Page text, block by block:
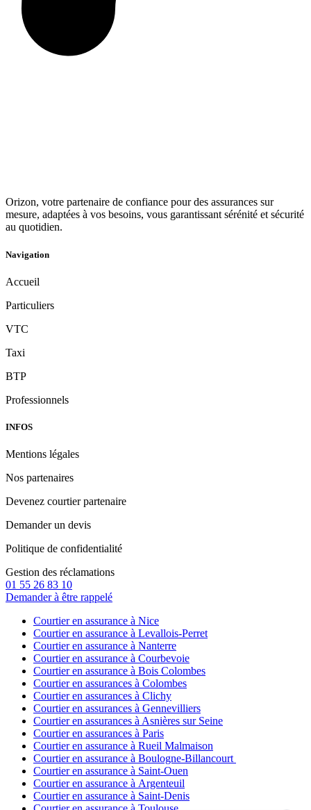
Orizon, votre partenaire de confiance pour des assurances sur
mesure, adaptées à vos besoins, vous garantissant sérénité et sécurité
au quotidien.
Navigation
Accueil
Particuliers
VTC
Taxi
BTP
Professionnels
INFOS
Mentions légales
Nos partenaires
Devenez courtier partenaire
Demander un devis
Politique de confidentialité
Gestion des réclamations
01 55 26 83 10
Demander à être rappelé
Courtier en assurance à Nice
Courtier en assurance à Levallois-Perret
Courtier en assurance à Nanterre
Courtier en assurance à Courbevoie
Courtier en assurance à Bois Colombes
Courtier en assurances à Colombes
Courtier en assurances à Clichy
Courtier en assurances à Gennevilliers
Courtier en assurances à Asnières sur Seine
Courtier en assurances à Paris
Courtier en assurance à Rueil Malmaison
Courtier en assurance à Boulogne-Billancourt
Courtier en assurance à Saint-Ouen
Courtier en assurance à Argenteuil
Courtier en assurance à Saint-Denis